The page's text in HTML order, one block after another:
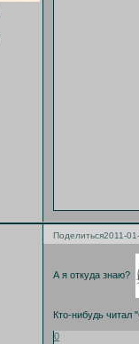
Поделиться2011-
А я откуда знаю?
Кто-нибудь
0